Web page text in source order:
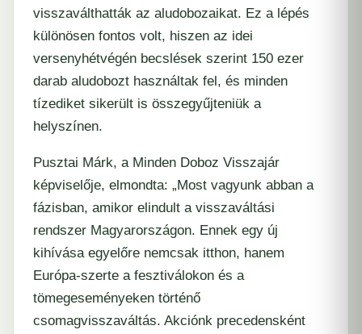
visszaválthatták az aludobozaikat. Ez a lépés
különösen fontos volt, hiszen az idei
versenyhétvégén becslések szerint 150 ezer
darab aludobozt használtak fel, és minden
tízediket sikerült is összegyűjteniük a
helyszínen.
Pusztai Márk, a Minden Doboz Visszajár
képviselője, elmondta: „Most vagyunk abban a
fázisban, amikor elindult a visszaváltási
rendszer Magyarországon. Ennek egy új
kihívása egyelőre nemcsak itthon, hanem
Európa-szerte a fesztiválokon és a
tömegeseményeken történő
csomagvisszaváltás. Akciónk precedensként